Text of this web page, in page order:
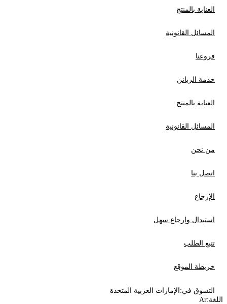
العناية بالمنتج
المسائل القانونية
فروعنا
خدمة الزبائن
العناية بالمنتج
المسائل القانونية
من نحن
اتصل بنا
الإرجاع
استبدال وإرجاع سهل
تتبع الطلب
خريطة الموقع
التسوق في:الإمارات العربية المتحدة
اللغة:Ar